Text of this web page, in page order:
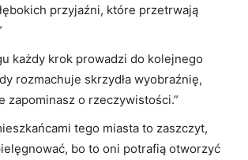
​przyjaźni,​ które przetrwają
każdy krok prowadzi ‍do​ kolejnego
rozmachuje⁣ skrzydła wyobraźnię,
zapominasz o ‌rzeczywistości.”
tego miasta to ​zaszczyt,
bo ‌to oni ​potrafią otworzyć